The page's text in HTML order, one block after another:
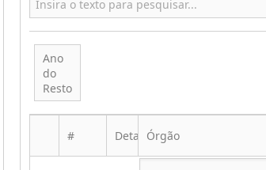
Ano
do
Resto
# DetalhesÓrgão